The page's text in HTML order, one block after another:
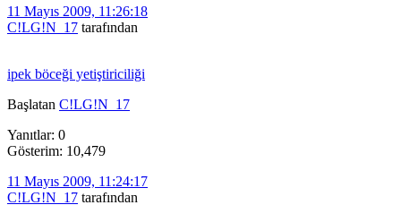
11 Mayıs 2009, 11:26:18
C!LG!N_17 tarafından
ipek böceği yetiştiriciliği
Başlatan C!LG!N_17
Yanıtlar: 0
Gösterim: 10,479
11 Mayıs 2009, 11:24:17
C!LG!N_17 tarafından